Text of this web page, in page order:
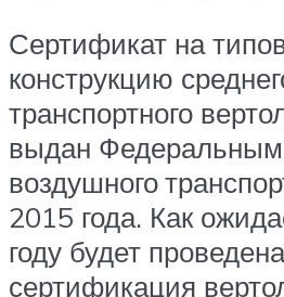
Сертификат на
конструкцию
транспортного
выдан Федеральным
воздушного
2015 года. Как
году будет проведена
сертификация